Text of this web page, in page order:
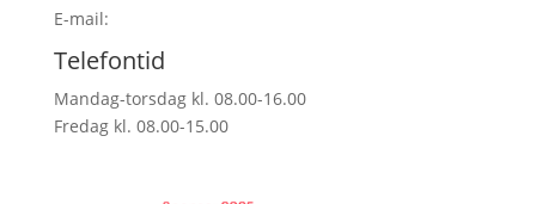
E-mail:
Telefontid
Mandag-torsdag kl. 08.00-16.00
Fredag kl. 08.00-15.00